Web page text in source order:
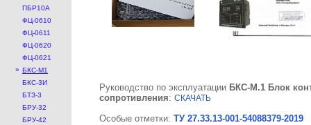
ПБР10А
ФЦ-0610
ФЦ-0611
ФЦ-0620
ФЦ-0621
» БКС-М1
БКС-3И
БТЗ-3
БРУ-32
БРУ-42
Руководство по эксплуатации БКС-М.1 Блок
сопротивления: СКАЧАТЬ
Особые отметки: ТУ 27.33.13-001-54088379-2019